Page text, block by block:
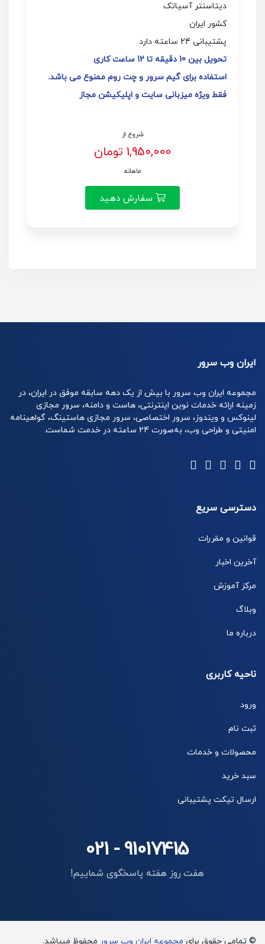
دیتاسنتر آسیاتک
کشور ایران
پشتیبانی 24 ساعته دارد
تحویل بین 10 دقیقه تا 12 ساعت کاری
استفاده برای گیم سرور و چت روم ممنوع می باشد.
فقط ویژه میزبانی سایت و اپلیکیشن مجاز
شروع از
1,950,000 تومان
ماهانه
سفارش دهید
ایران وب سرور
مجموعه ایران وب سرور با بیش از یک دهه سابقه موفق در ایران، در
زمینه ارائه خدمات نوین اینترنتی، هاست و دامنه، سرور مجازی
لینوکس و ویندوز، سرور اختصاصی، سرور مجازی هاستینگ، گواهینامه
امنیتی و طراحی وب، به‌صورت 24 ساعته در خدمت شماست.
دسترسی سریع
قوانین و مقررات
آخرین اخبار
مرکز آموزش
وبلاگ
درباره ما
ناحیه کاربری
ورود
ثبت نام
محصولات و خدمات
سبد خرید
ارسال تیکت پشتیبانی
021 - 91017415
هفت روز هفته پاسخگوی شماییم!
© تمامی حقوق برای مجموعه ایران وب سرور محفوظ میباشد.